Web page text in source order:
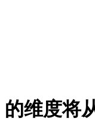
的维度将